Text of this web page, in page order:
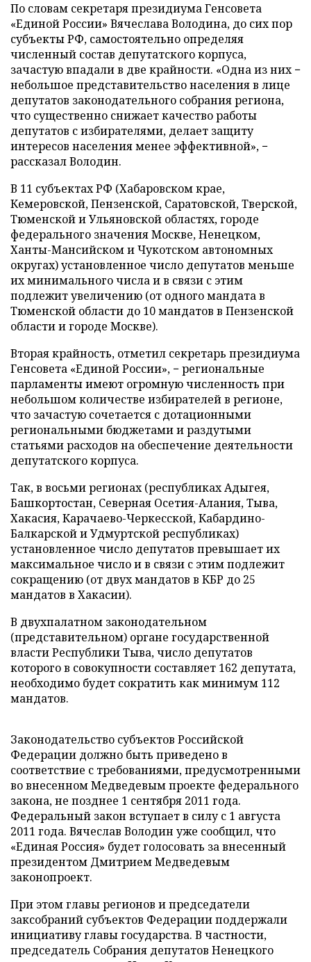
По словам секретаря президиума Генсовета
«Единой России» Вячеслава Володина, до сих пор
субъекты РФ, самостоятельно определяя
численный состав депутатского корпуса,
зачастую впадали в две крайности. «Одна из них −
небольшое представительство населения в лице
депутатов законодательного собрания региона,
что существенно снижает качество работы
депутатов с избирателями, делает защиту
интересов населения менее эффективной», −
рассказал Володин.
В 11 субъектах РФ (Хабаровском крае,
Кемеровской, Пензенской, Саратовской, Тверской,
Тюменской и Ульяновской областях, городе
федерального значения Москве, Ненецком,
Ханты-Мансийском и Чукотском автономных
округах) установленное число депутатов меньше
их минимального числа и в связи с этим
подлежит увеличению (от одного мандата в
Тюменской области до 10 мандатов в Пензенской
области и городе Москве).
Вторая крайность, отметил секретарь президиума
Генсовета «Единой России», − региональные
парламенты имеют огромную численность при
небольшом количестве избирателей в регионе,
что зачастую сочетается с дотационными
региональными бюджетами и раздутыми
статьями расходов на обеспечение деятельности
депутатского корпуса.
Так, в восьми регионах (республиках Адыгея,
Башкортостан, Северная Осетия-Алания, Тыва,
Хакасия, Карачаево-Черкесской, Кабардино-
Балкарской и Удмуртской республиках)
установленное число депутатов превышает их
максимальное число и в связи с этим подлежит
сокращению (от двух мандатов в КБР до 25
мандатов в Хакасии).
В двухпалатном законодательном
(представительном) органе государственной
власти Республики Тыва, число депутатов
которого в совокупности составляет 162 депутата,
необходимо будет сократить как минимум 112
мандатов.
Законодательство субъектов Российской
Федерации должно быть приведено в
соответствие с требованиями, предусмотренными
во внесенном Медведевым проекте федерального
закона, не позднее 1 сентября 2011 года.
Федеральный закон вступает в силу с 1 августа
2011 года. Вячеслав Володин уже сообщил, что
«Единая Россия» будет голосовать за внесенный
президентом Дмитрием Медведевым
законопроект.
При этом главы регионов и председатели
заксобраний субъектов Федерации поддержали
инициативу главы государства. В частности,
председатель Собрания депутатов Ненецкого